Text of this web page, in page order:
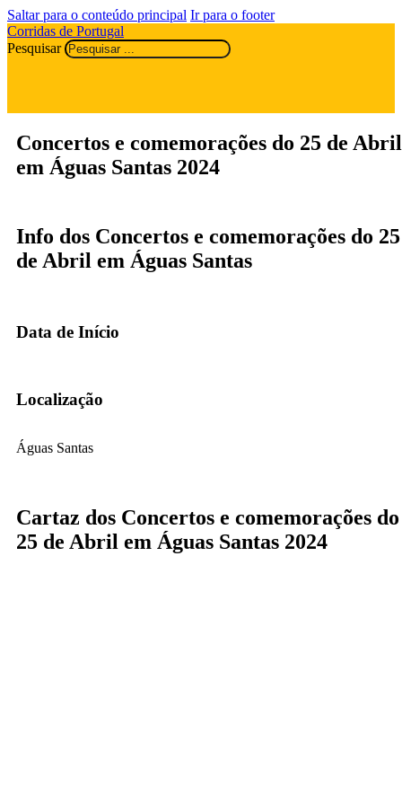
Saltar para o conteúdo principal Ir para o footer
Corridas de Portugal
Pesquisar
Concertos e comemorações do 25 de Abril
em Águas Santas 2024
Info dos Concertos e comemorações do 25
de Abril em Águas Santas
Data de Início
Localização
Águas Santas
Cartaz dos Concertos e comemorações do
25 de Abril em Águas Santas 2024